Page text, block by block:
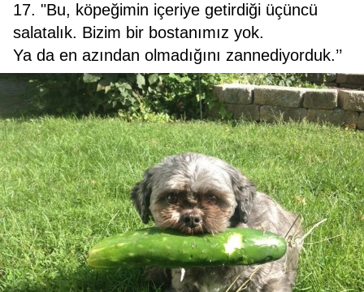
17. "Bu, köpeğimin içeriye getirdiği üçüncü
salatalık. Bizim bir bostanımız yok.
Ya da en azından olmadığını zannediyorduk.’’